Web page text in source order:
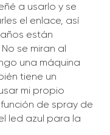
a usarlo y se
el enlace, así
están
se miran al
una máquina
tiene un
mi propio
función de spray de
led azul para la